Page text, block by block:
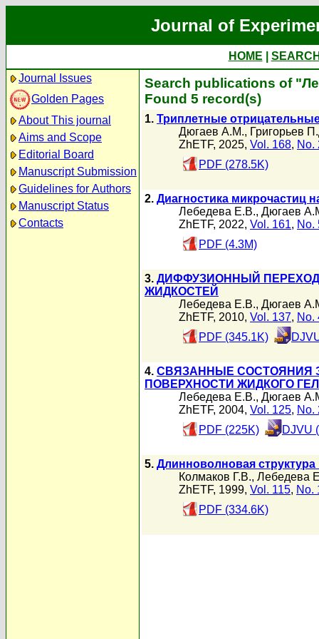
Journal of
HOME
Journal Issues
Golden Pages
About This journal
Aims and Scope
Editorial Board
Manuscript Submission
Guidelines for Authors
Manuscript Status
Contacts
Search publications of
Found 5 record(s)
1. Триплетные
Дюгаев А.М., Григорьев
ZhETF, 2025, Vol. 168, No.
PDF (278.5K)
2. Диагностика микрочастиц
Лебедева Е.В., Дюгаев
ZhETF, 2022, Vol. 161, No.
PDF (4.3M)
3. ДИФФУЗИОННЫЙ
ЖИДКОСТЕЙ
Лебедева Е.В., Дюгаев
ZhETF, 2010, Vol. 137, No.
PDF (345.1K)
4. СВЯЗАННЫЕ СОСТОЯНИЯ
ПОВЕРХНОСТИ ЖИДКОГО
Лебедева Е.В., Дюгаев
ZhETF, 2004, Vol. 125, No.
PDF (225K)
DJVU
5. Длинноволновая
Колмаков Г.В., Лебедева
ZhETF, 1999, Vol. 115, No.
PDF (334.6K)